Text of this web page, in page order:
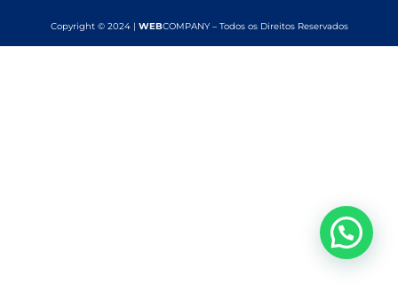
Copyright © 2024 | WEBCOMPANY – Todos os Direitos Reservados